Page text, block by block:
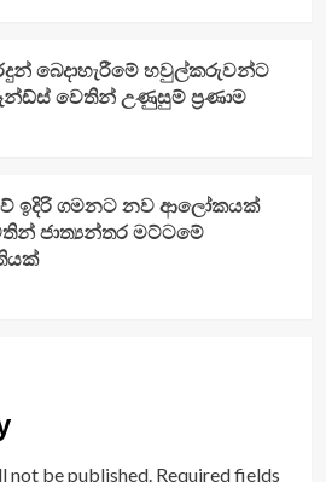
බෙදාහැරීමේ හවුල්කරුවන්ට
වෙතින් උණුසුම් ප්‍රණාම
ඉදිරි ගමනට නව ආලෝකයක්
ජාත්‍යන්තර මට්ටමේ
not be published. Required fields